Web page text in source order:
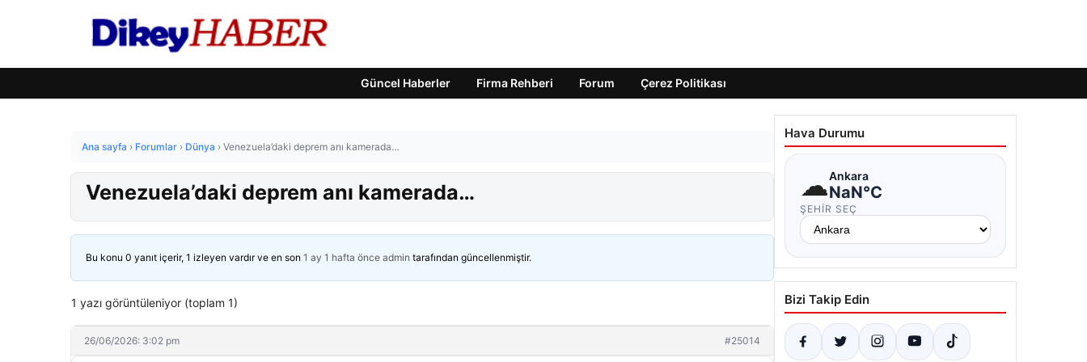
Güncel Haberler Firma Rehberi Forum Çerez Politikası
Ana sayfa › Forumlar › Dünya › Venezuela’daki deprem anı kamerada…
Venezuela’daki deprem anı kamerada…
Bu konu 0 yanıt içerir, 1 izleyen vardır ve en son 1 ay 1 hafta önce admin tarafından güncellenmiştir.
1 yazı görüntüleniyor (toplam 1)
26/06/2026: 3:02 pm #25014
Hava Durumu
☁Ankara
NaN°C
ŞEHIR SEÇ
Bizi Takip Edin